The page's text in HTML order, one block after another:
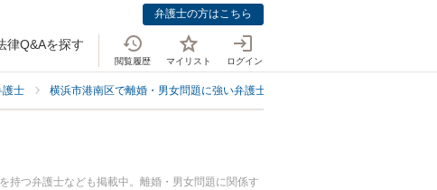
弁護士の方はこちら
律Q&Aを探す
閲覧履歴 マイリスト ログイン
護士 横浜市港南区で離婚・男女問題に強い弁護士
持つ弁護士なども掲載中。離婚・男女問題に関係す